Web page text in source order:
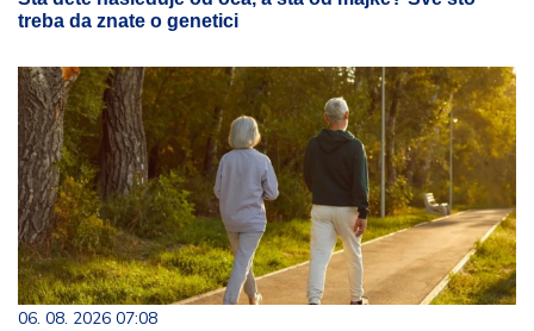
treba da znate o genetici
06. 08. 2026 07:08